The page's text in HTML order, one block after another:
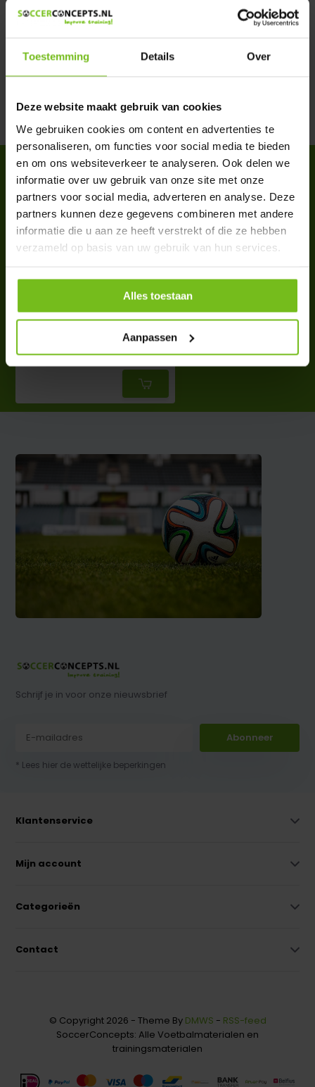
Toestemming Details Over
Deze website maakt gebruik van cookies
We gebruiken cookies om content en advertenties te
personaliseren, om functies voor social media te bieden
en om ons websiteverkeer te analyseren. Ook delen we
informatie over uw gebruik van onze site met onze
partners voor social media, adverteren en analyse. Deze
partners kunnen deze gegevens combineren met andere
informatie die u aan ze heeft verstrekt of die ze hebben
verzameld op basis van uw gebruik van hun services.
Alles toestaan
Aanpassen
Reviews
ACCESSOIRES
Complete your purchase
Voon voetbal rebounder met
reactie licht
Schrijf je in voor onze nieuwsbrief
Abonneer
* Lees hier de wettelijke beperkingen
Klantenservice
Mijn account
Categorieën
Contact
© Copyright 2026 - Theme By DMWS - RSS-feed
SoccerConcepts: Alle Voetbalmaterialen en
trainingsmaterialen